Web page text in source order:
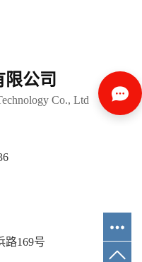
公司
Co., Ltd
169号